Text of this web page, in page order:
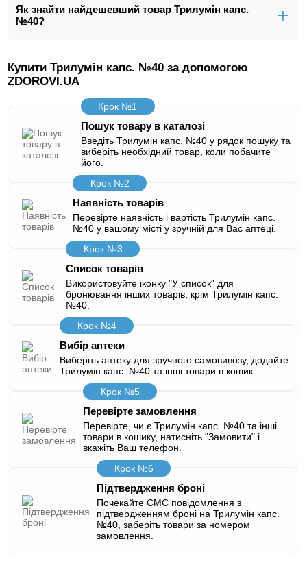
Як знайти найдешевший товар Трилумін капс.
№40?
Купити Трилумін капс. №40 за допомогою
ZDOROVI.UA
Крок №1
Пошук товару в каталозі
Введіть Трилумін капс. №40 у рядок пошуку та
виберіть необхідний товар, коли побачите
його.
Крок №2
Наявність товарів
Перевірте наявність і вартість Трилумін капс.
№40 у вашому місті у зручній для Вас аптеці.
Крок №3
Список товарів
Використовуйте іконку "У список" для
бронювання інших товарів, крім Трилумін капс.
№40.
Крок №4
Вибір аптеки
Виберіть аптеку для зручного самовивозу, додайте
Трилумін капс. №40 та інші товари в кошик.
Крок №5
Перевірте замовлення
Перевірте, чи є Трилумін капс. №40 та інші
товари в кошику, натисніть "Замовити" і
вкажіть Ваш телефон.
Крок №6
Підтвердження броні
Почекайте СМС повідомлення з
підтвердженням броні на Трилумін капс.
№40, заберіть товари за номером
замовлення.